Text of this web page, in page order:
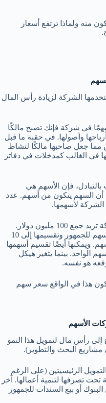
منه ولماذا ترتفع أسعار
الشركة لزيادة رأس المال
في شركة فإنك تصبح مالكًا
وأصولها. في حقبة ما قبل
مما جعل صاحبها مالكًا لنشاط
في الغالب كمدخلات في دفاتر
فإن الأسهم هي
أن السهم يتكون من أسهم. عدد
لأسهمها.
على سبيل المثال، لنفترض أن الشركة تريد جمع 100 مليون دولار.
يمكنها القيام بذلك من خلال طرح الأسهم للجمهور وتقسيمها إلى 10
لكل سهم. ويمكنها أيضًا تقسيم أسهمها
بسعر 20 دولارًا للسهم الواحد. بينما يتغير هيكل
هو نفسه.
هذا في الواقع سعر سهم
الأسهم
إلى رأس مال لتمويل هذا النمو
مشاريع البحث والتطوير).
الرئيسيتين (على الرغم
تحت تصرفها لتنمية أعمالها. آخر
أو بيع السندات للجمهور